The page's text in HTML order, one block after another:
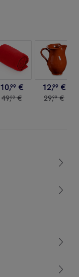
10,99 €
49,00 €
12,99 €
29,99 €